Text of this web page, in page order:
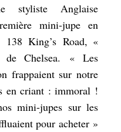
styliste Anglaise
mini-jupe en
138 King’s Road, «
de Chelsea. «Les
frappaient sur notre
en criant : immoral !
mini-jupes sur les
pour acheter»